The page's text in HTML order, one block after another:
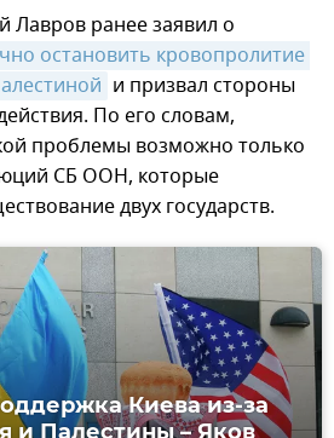
Лавров ранее заявил о
остановить кровопролитие
и призвал стороны
По его словам,
проблемы возможно только
СБ ООН, которые
двух государств.
Киева из-за
и Палестины – Яков